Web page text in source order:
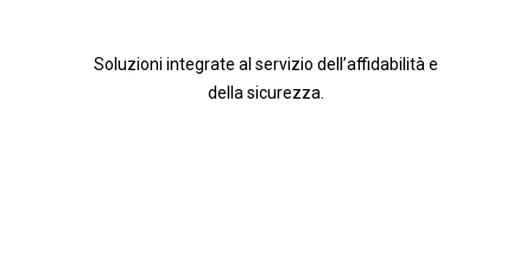
Soluzioni integrate al servizio dell’affidabilità e
della sicurezza.